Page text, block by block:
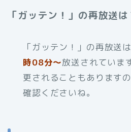
「ガッテン！」の再放送は
「ガッテン！」の再放送は
時08分～放送されていま
更されることもあります
確認くださいね。